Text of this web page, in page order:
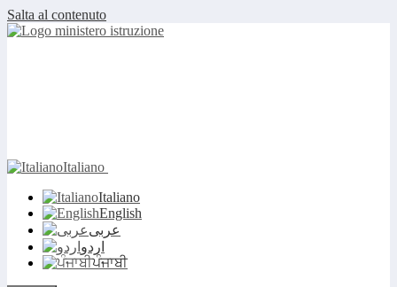
Salta al contenuto
Italiano
Italiano
English
عربى
اردو
ਪੰਜਾਬੀ